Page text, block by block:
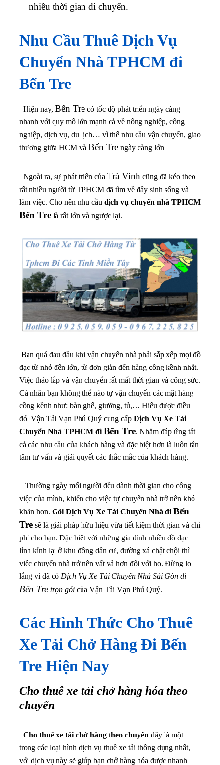
nhiều thời gian di chuyển.
Nhu Cầu Thuê Dịch Vụ
Chuyển NhàTPHCM đi
Bến Tre
Hiện nay, Bến Tre có tốc độ phát triển ngày càng
nhanh với quy mô lớn mạnh cả về nông nghiệp, công
nghiệp, dịch vụ, du lịch… vì thế nhu cầu vận chuyển, giao
thương giữa HCM và Bến Tre ngày càng lớn.
Ngoài ra, sự phát triển của Trà Vinh cũng đã kéo theo
rất nhiều người từ TPHCM đã tìm về đây sinh sống và
làm việc. Cho nên nhu cầu dịch vụ chuyển nhà TPHCM
Bến Tre là rất lớn và ngược lại.
Bạn quá đau đầu khi vận chuyển nhà phải sắp xếp mọi đồ
đạc từ nhỏ đến lớn, từ đơn giản đến hàng cồng kềnh nhất.
Việc tháo lắp và vận chuyển rất mất thời gian và công sức.
Cá nhân bạn không thể nào tự vận chuyển các mặt hàng
cồng kềnh như: bàn ghế, giường, tủ,… Hiểu được điều
đó, Vận Tải Vạn Phú Quý cung cấp Dịch Vụ Xe Tải
Chuyển Nhà TPHCM đi Bến Tre. Nhằm đáp ứng tất
cả các nhu cầu của khách hàng và đặc biệt hơn là luôn tận
tâm tư vấn và giải quyết các thắc mắc của khách hàng.
Thường ngày mổi người đều dành thời gian cho công
việc của mình, khiến cho việc tự chuyển nhà trở nên khó
khăn hơn. Gói Dịch Vụ Xe Tải Chuyển Nhà đi Bến
Tre sẽ là giải pháp hữu hiệu vừa tiết kiệm thời gian và chi
phí cho bạn. Đặc biệt với những gia đình nhiều đồ đạc
lỉnh kỉnh lại ở khu đông dân cư, đường xá chật chội thì
việc chuyển nhà trở nên vất vả hơn đối với họ. Đừng lo
lắng vì đã có Dịch Vụ Xe Tải Chuyển Nhà Sài Gòn đi
Bến Tre trọn gói của Vận Tải Vạn Phú Quý.
Các Hình Thức Cho Thuê
Xe Tải Chở Hàng Đi Bến
Tre Hiện Nay
Cho thuê xe tải chở hàng hóa theo
chuyến
Cho thuê xe tải chở hàng theo chuyến đây là một
trong các loại hình dịch vụ thuê xe tải thông dụng nhất,
với dịch vụ này sẽ giúp bạn chở hàng hóa được nhanh